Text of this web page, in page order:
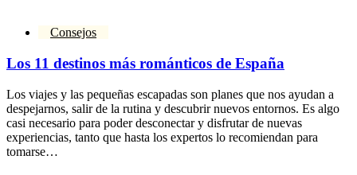
Consejos
Los 11 destinos más románticos de España
Los viajes y las pequeñas escapadas son planes que nos ayudan a
despejarnos, salir de la rutina y descubrir nuevos entornos. Es algo
casi necesario para poder desconectar y disfrutar de nuevas
experiencias, tanto que hasta los expertos lo recomiendan para
tomarse…